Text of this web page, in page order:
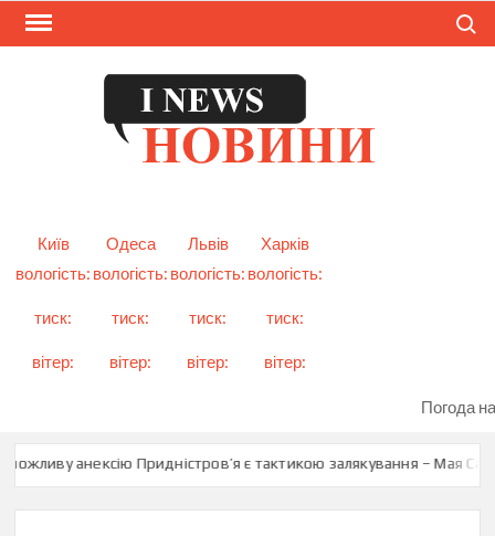
Skip
Київ
Одеса Львів
Харків
вологість:
тиск:
вітер:
вологість:
тиск:
вітер:
вологість:
тиск:
вітер:
вологість:
тиск:
вітер:
Погода
анексію Придністров’я є тактикою залякування – Мая Санду